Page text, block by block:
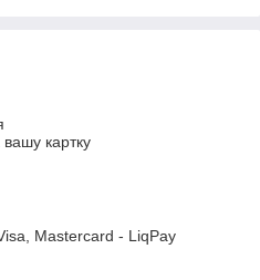
картку
Mastercard - LiqPay